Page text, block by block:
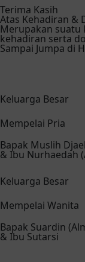
Terima Kasih
Atas Kehadiran &
Merupakan suatu
kehadiran serta
Sampai Jumpa di
Keluarga Besar
Mempelai Pria
Bapak Muslih
& Ibu Nurhaedah
Keluarga Besar
Mempelai Wanita
Bapak Suardin
& Ibu Sutarsi